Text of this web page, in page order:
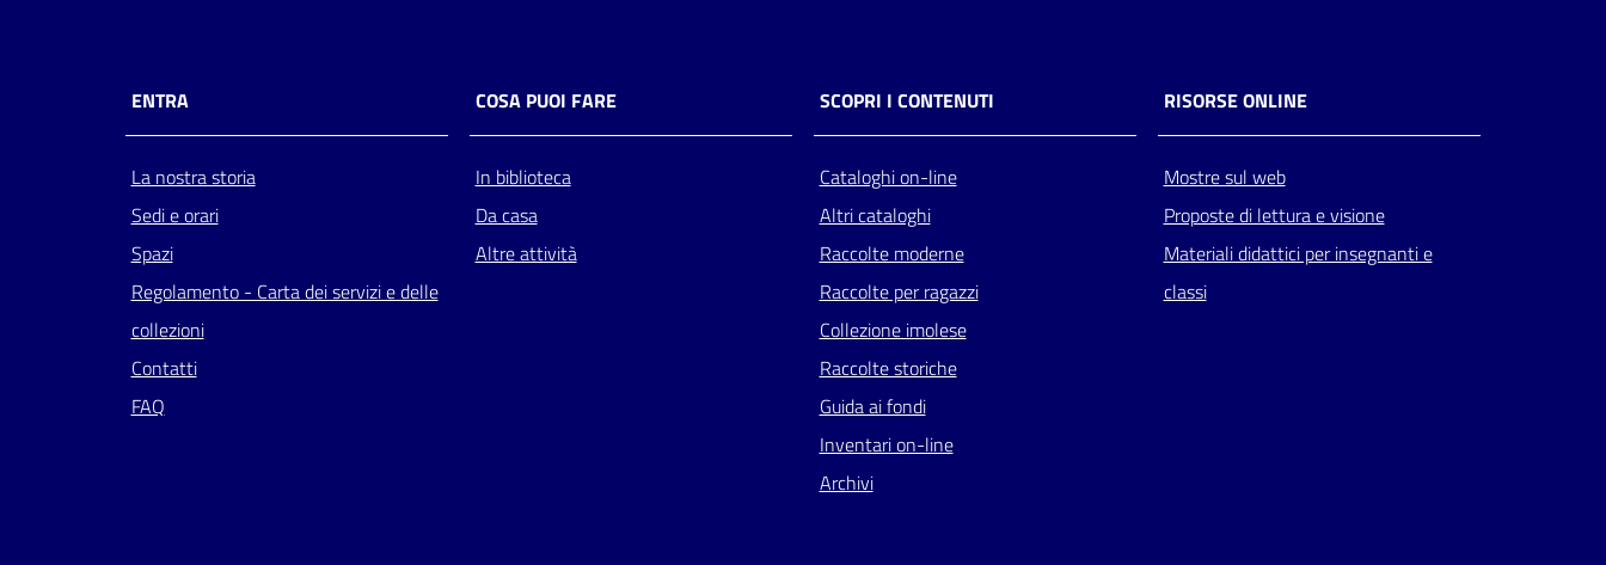
ENTRA
La nostra storia
Sedi e orari
Spazi
Regolamento - Carta dei servizi e delle
collezioni
Contatti
FAQ
COSA PUOI FARE
In biblioteca
Da casa
Altre attività
SCOPRI I CONTENUTI
Cataloghi on-line
Altri cataloghi
Raccolte moderne
Raccolte per ragazzi
Collezione imolese
Raccolte storiche
Guida ai fondi
Inventari on-line
Archivi
RISORSE ONLINE
Mostre sul web
Proposte di lettura e visione
Materiali didattici per insegnanti e
classi